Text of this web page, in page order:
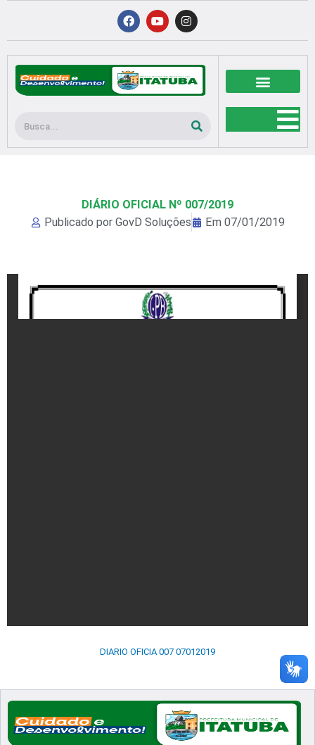
conteúdo
F
a
c
b
o
o
k
Y
o
u
u
b
e
I
n
s
a
g
r
a
Pesquisar
DIÁRIO OFICIAL Nº 007/2019
Publicado por GovD Soluções Em 07/01/2019
DIARIO OFICIA 007 07012019